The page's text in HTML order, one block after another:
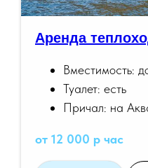
Аренда
Вместимость:
Туалет: есть
Причал: на
от 12 000 р час